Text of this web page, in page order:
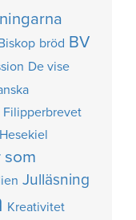
bröd BV
De vise
Filipperbrevet
Hesekiel
som
Julläsning
Kreativitet